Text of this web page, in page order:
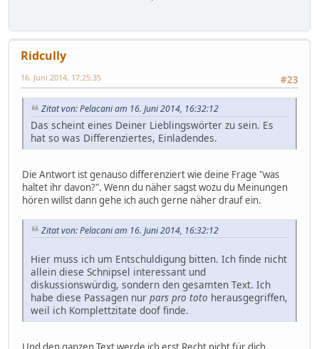
Ridcully
#23
16. Juni 2014, 17:25:35
Zitat von: Pelacani am 16. Juni 2014, 16:32:12
Das scheint eines Deiner Lieblingswörter zu sein. Es
hat so was Differenziertes, Einladendes.
Die Antwort ist genauso differenziert wie deine Frage "was
haltet ihr davon?". Wenn du näher sagst wozu du Meinungen
hören willst dann gehe ich auch gerne näher drauf ein.
Zitat von: Pelacani am 16. Juni 2014, 16:32:12
Hier muss ich um Entschuldigung bitten. Ich finde nicht
allein diese Schnipsel interessant und
diskussionswürdig, sondern den gesamten Text. Ich
habe diese Passagen nur pars pro toto herausgegriffen,
weil ich Komplettzitate doof finde.